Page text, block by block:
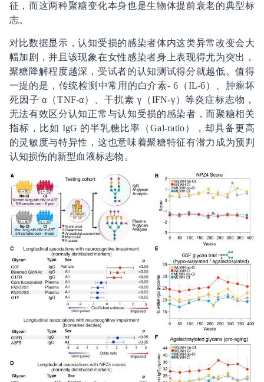
征，而这两种聚糖变化本身也是生物体提前衰老的典型标
志。
对比数据显示，认知受损的感染者体内这类异常改变会大
幅加剧，并且该现象在女性感染者身上表现得尤为突出，
聚糖降解程度越深，受试者的认知测试得分就越低。值得
一提的是，传统检测中常用的白介素- 6（IL-6）、肿瘤坏
死因子 α（TNF-α）、干扰素 γ（IFN-γ）等炎症标志物，
无法有效区分认知正常与认知受损的感染者，而聚糖相关
指标，比如 IgG 的半乳糖比率（Gal-ratio），却具备更高
的灵敏度与特异性，这也意味着聚糖特征有潜力成为预判
认知损伤的新型血液标志物。